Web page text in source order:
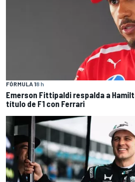
FÓRMULA 18 h
Emerson Fittipaldi respalda a
título de F1 con Ferrari